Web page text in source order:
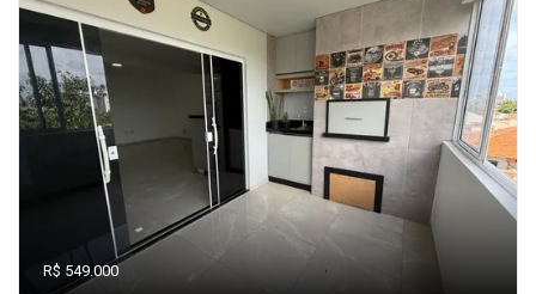
R$ 549.000